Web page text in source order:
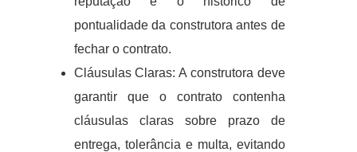
pontualidade da construtora antes de
fechar o contrato.
Cláusulas Claras: A construtora deve
garantir que o contrato contenha
cláusulas claras sobre prazo de
entrega, tolerância e multa, evitando